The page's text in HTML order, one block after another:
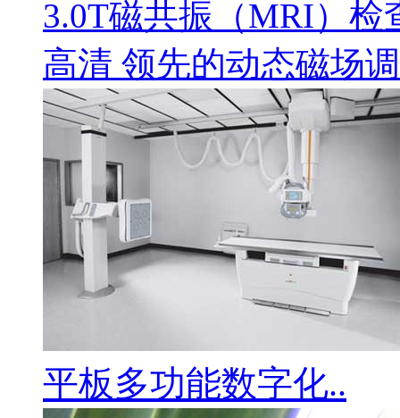
3.0T磁共振（MRI）检
高清 领先的动态磁场
平板多功能数字化..